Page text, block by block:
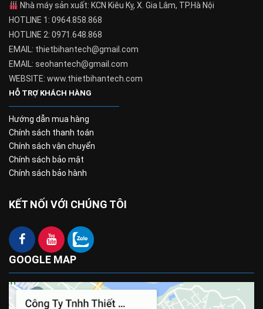
Nhà máy sản xuất: KCN Kiêu Kỵ, X. Gia Lâm, TP.Hà Nội
HOTLINE 1: 0964.858.868
HOTLINE 2: 0971.648.868
EMAIL: thietbihantech@gmail.com
EMAIL: seohantech@gmail.com
WEBSITE: www.thietbihantech.com
HỖ TRỢ KHÁCH HÀNG
Hướng dẫn mua hàng
Chính sách thanh toán
Chính sách vận chuyển
Chính sách bảo mật
Chính sách bảo hành
KẾT NỐI VỚI CHÚNG TÔI
GOOGLE MAP